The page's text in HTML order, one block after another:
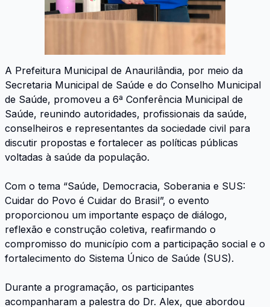
A Prefeitura Municipal de Anaurilândia, por meio da
Secretaria Municipal de Saúde e do Conselho Municipal
de Saúde, promoveu a 6ª Conferência Municipal de
Saúde, reunindo autoridades, profissionais da saúde,
conselheiros e representantes da sociedade civil para
discutir propostas e fortalecer as políticas públicas
voltadas à saúde da população.
Com o tema “Saúde, Democracia, Soberania e SUS:
Cuidar do Povo é Cuidar do Brasil”, o evento
proporcionou um importante espaço de diálogo,
reflexão e construção coletiva, reafirmando o
compromisso do município com a participação social e o
fortalecimento do Sistema Único de Saúde (SUS).
Durante a programação, os participantes
acompanharam a palestra do Dr. Alex, que abordou